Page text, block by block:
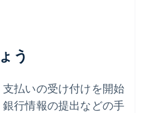
う
払いの受け付けを開始
行情報の提出などの手